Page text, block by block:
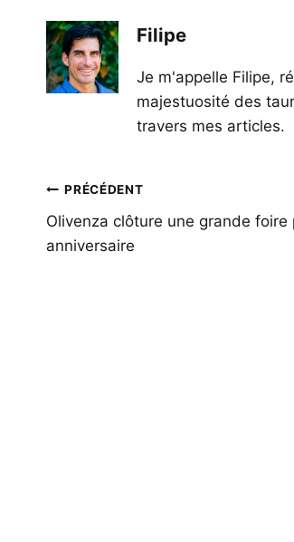
Filipe
Je m'appelle Filipe,
majestuosité des
travers mes articles.
Navigation
de
l’article
PRÉCÉDENT
Olivenza clôture une grande foire
anniversaire